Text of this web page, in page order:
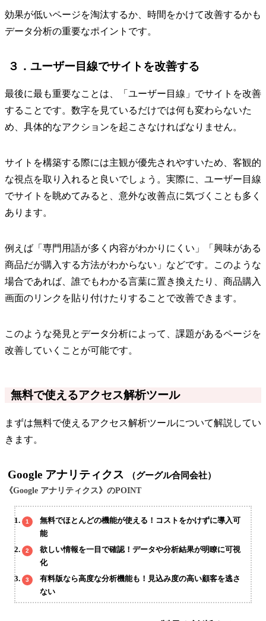
効果が低いページを淘汰するか、時間をかけて改善するかも
データ分析の重要なポイントです。
３．ユーザー目線でサイトを改善する
最後に最も重要なことは、「ユーザー目線」でサイトを改善
することです。数字を見ているだけでは何も変わらないた
め、具体的なアクションを起こさなければなりません。
サイトを構築する際には主観が優先されやすいため、客観的
な視点を取り入れると良いでしょう。実際に、ユーザー目線
でサイトを眺めてみると、意外な改善点に気づくことも多く
あります。
例えば「専門用語が多く内容がわかりにくい」「興味がある
商品だが購入する方法がわからない」などです。このような
場合であれば、誰でもわかる言葉に置き換えたり、商品購入
画面のリンクを貼り付けたりすることで改善できます。
このような発見とデータ分析によって、課題があるページを
改善していくことが可能です。
無料で使えるアクセス解析ツール
まずは無料で使えるアクセス解析ツールについて解説してい
きます。
Google アナリティクス （グーグル合同会社）
《Google アナリティクス》のPOINT
無料でほとんどの機能が使える！コストをかけずに導入可
能
欲しい情報を一目で確認！データや分析結果が明瞭に可視
化
有料版なら高度な分析機能も！見込み度の高い顧客を逃さ
ない